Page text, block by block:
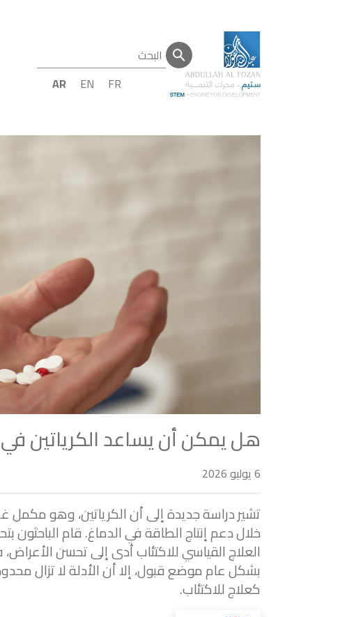
AR
EN FR
هل يمكن أن يساعد الكرياتين في
6 يوليو 2026
تشير دراسة جديدة إلى أن الكرياتين، وهو مكمل
العلاج القياسي للاكتئاب أدى إلى تحسن
بشكل عام موضع قبول، إلا أن الأدلة لا تزال
كعلاج للاكتئاب.